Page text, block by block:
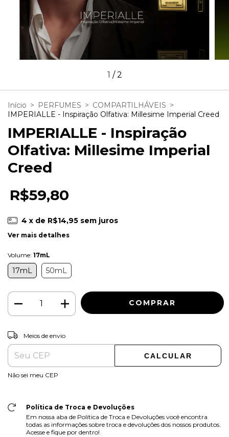
1 /2
Início > PERFUMES > COMPARTILHÁVEIS >
IMPERIALLE - Inspiração Olfativa: Millesime Imperial Creed
IMPERIALLE - Inspiração
Olfativa: Millesime Imperial
Creed
R$59,80
4 x de R$14,95 sem juros
Ver mais detalhes
Volume: 17mL
17mL 50mL
Entregas para o CEP:
Meios de envio
CALCULAR
Não sei meu CEP
Política de Troca e Devoluções
Em nossa aba de Política de Troca e Devoluções você encontra
todas as informações sobre troca e devoluções dos nossos produtos.
Acesse e fique por dentro!